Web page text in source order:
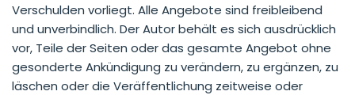
Verschulden vorliegt. Alle Angebote sind freibleibend
und unverbindlich. Der Autor behält es sich ausdrücklich
vor, Teile der Seiten oder das gesamte Angebot ohne
gesonderte Ankündigung zu verändern, zu ergänzen, zu
läschen oder die Veräffentlichung zeitweise oder